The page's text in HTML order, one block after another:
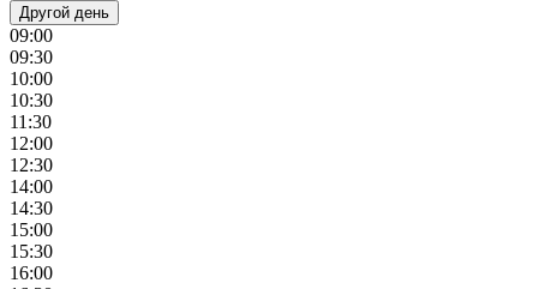
Другой день
09:00
09:30
10:00
10:30
11:30
12:00
12:30
14:00
14:30
15:00
15:30
16:00